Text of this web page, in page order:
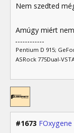
Nem szedted
Amúgy miért
Pentium D 915;
ASRock 775Dual-
#1673 FOxygene